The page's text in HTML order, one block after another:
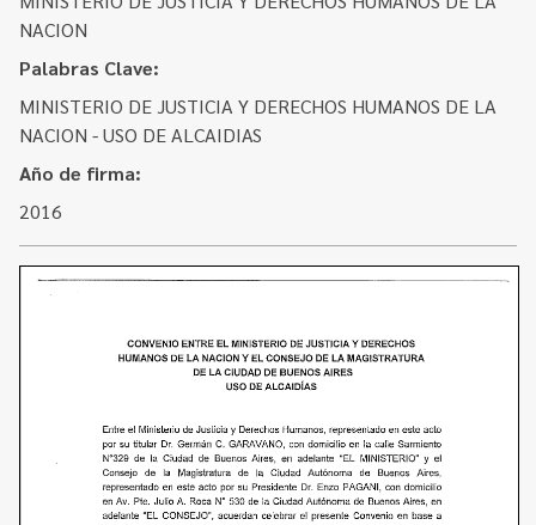
Convenios
Concursos
Acceso a la información Pública
Tenés Derechos
Recursos y Acceso a la Justicia
Repositorio de Datos Abiertos
Programa Educación en Derechos Humanos
Cuento con Derechos
Transparencia
Contacto
NACION
Palabras Clave:
MINISTERIO DE JUSTICIA Y DERECHOS HUMANOS DE LA
NACION - USO DE ALCAIDIAS
Año de firma:
2016